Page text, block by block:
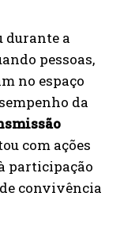
durante a
pessoas,
no espaço
da
com ações
participação
convivência